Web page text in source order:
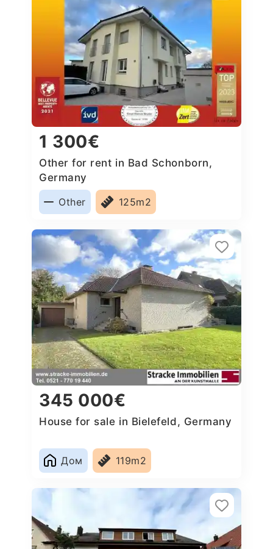
1 300€
Other for rent in Bad Schonborn,
Germany
Other
125m2
345 000€
House for sale in Bielefeld, Germany
Дом 119m2